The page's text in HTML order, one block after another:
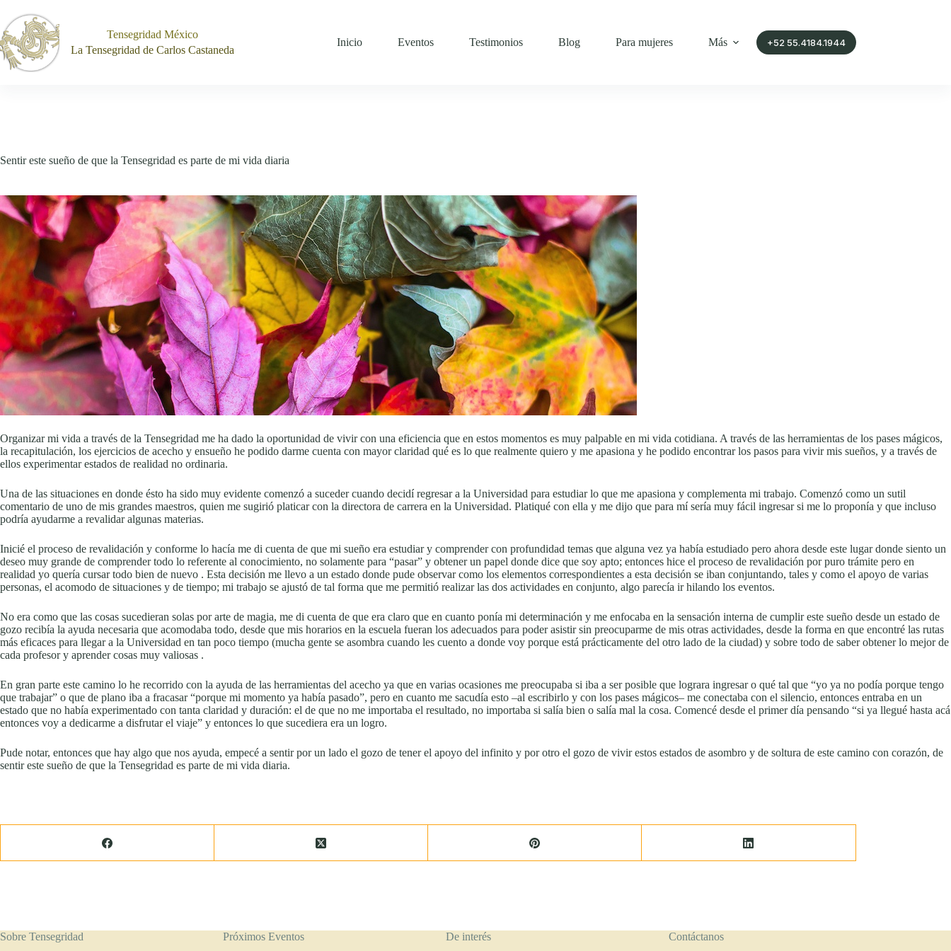
contenido
Tensegridad México
La Tensegridad de Carlos Castaneda
Inicio Eventos Testimonios Blog Para mujeres Más +52 55.4184.1944
Sentir este sueño de que la Tensegridad es parte de mi vida diaria
Organizar mi vida a través de la Tensegridad me ha dado la oportunidad de vivir con una eficiencia que en estos momentos es muy palpable en mi vida cotidiana. A través de las herramientas de los pases mágicos,
la recapitulación, los ejercicios de acecho y ensueño he podido darme cuenta con mayor claridad qué es lo que realmente quiero y me apasiona y he podido encontrar los pasos para vivir mis sueños, y a través de
ellos experimentar estados de realidad no ordinaria.
Una de las situaciones en donde ésto ha sido muy evidente comenzó a suceder cuando decidí regresar a la Universidad para estudiar lo que me apasiona y complementa mi trabajo. Comenzó como un sutil
comentario de uno de mis grandes maestros, quien me sugirió platicar con la directora de carrera en la Universidad. Platiqué con ella y me dijo que para mí sería muy fácil ingresar si me lo proponía y que incluso
podría ayudarme a revalidar algunas materias.
Inicié el proceso de revalidación y conforme lo hacía me di cuenta de que mi sueño era estudiar y comprender con profundidad temas que alguna vez ya había estudiado pero ahora desde este lugar donde siento un
deseo muy grande de comprender todo lo referente al conocimiento, no solamente para “pasar” y obtener un papel donde dice que soy apto; entonces hice el proceso de revalidación por puro trámite pero en
realidad yo quería cursar todo bien de nuevo . Esta decisión me llevo a un estado donde pude observar como los elementos correspondientes a esta decisión se iban conjuntando, tales y como el apoyo de varias
personas, el acomodo de situaciones y de tiempo; mi trabajo se ajustó de tal forma que me permitió realizar las dos actividades en conjunto, algo parecía ir hilando los eventos.
No era como que las cosas sucedieran solas por arte de magia, me di cuenta de que era claro que en cuanto ponía mi determinación y me enfocaba en la sensación interna de cumplir este sueño desde un estado de
gozo recibía la ayuda necesaria que acomodaba todo, desde que mis horarios en la escuela fueran los adecuados para poder asistir sin preocuparme de mis otras actividades, desde la forma en que encontré las rutas
más eficaces para llegar a la Universidad en tan poco tiempo (mucha gente se asombra cuando les cuento a donde voy porque está prácticamente del otro lado de la ciudad) y sobre todo de saber obtener lo mejor de
cada profesor y aprender cosas muy valiosas .
En gran parte este camino lo he recorrido con la ayuda de las herramientas del acecho ya que en varias ocasiones me preocupaba si iba a ser posible que lograra ingresar o qué tal que “yo ya no podía porque tengo
que trabajar” o que de plano iba a fracasar “porque mi momento ya había pasado”, pero en cuanto me sacudía esto –al escribirlo y con los pases mágicos– me conectaba con el silencio, entonces entraba en un
estado que no había experimentado con tanta claridad y duración: el de que no me importaba el resultado, no importaba si salía bien o salía mal la cosa. Comencé desde el primer día pensando “si ya llegué hasta acá
entonces voy a dedicarme a disfrutar el viaje” y entonces lo que sucediera era un logro.
Pude notar, entonces que hay algo que nos ayuda, empecé a sentir por un lado el gozo de tener el apoyo del infinito y por otro el gozo de vivir estos estados de asombro y de soltura de este camino con corazón, de
sentir este sueño de que la Tensegridad es parte de mi vida diaria.
Sobre Tensegridad Próximos Eventos De interés Contáctanos